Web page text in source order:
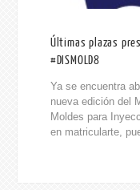
Últimas plazas
#DISMOLD8
Ya se encuentra
nueva edición del
Moldes para
en matricularte,